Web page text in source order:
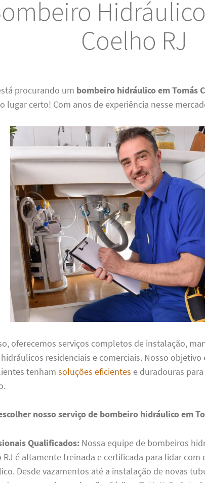
Coelho RJ
procurando um bombeiro hidráulico em Tomás
lugar certo! Com anos de experiência nesse
oferecemos serviços completos de instalação,
residenciais e comerciais. Nosso
tenhamsoluções eficientes e duradouras
nosso serviço de bombeiro hidráulico em
Qualificados:Nossa equipe de bombeiros
RJ é altamente treinada e certificada para lidar
Desde vazamentos até a instalação de novas